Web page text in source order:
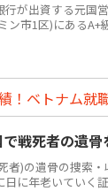
が出資する元国
ン市1区)にある
！ベトナム就
戦死者の遺骨
者)の遺骨の捜索
日に年老いていく